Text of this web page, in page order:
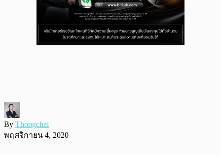
By Thongchai
พฤศจิกายน 4, 2020